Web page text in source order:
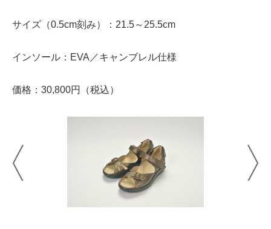
サイズ（0.5cm刻み）：21.5～25.5cm
インソール：EVA／キャンブレル仕様
価格：30,800円（税込）